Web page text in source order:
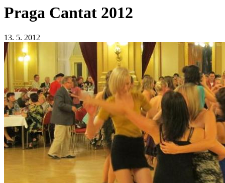
Praga Cantat 2012
13. 5. 2012